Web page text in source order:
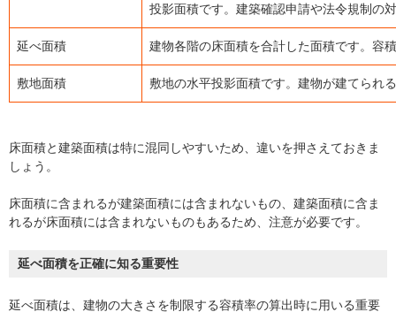
投影面積です。建築確認申請や法令規制の
延べ面積 建物各階の床面積を合計した面積です。容
敷地面積 敷地の水平投影面積です。建物が建てられ
床面積と建築面積は特に混同しやすいため、違いを押さえておきま
しょう。
床面積に含まれるが建築面積には含まれないもの、建築面積に含ま
れるが床面積には含まれないものもあるため、注意が必要です。
延べ面積を正確に知る重要性
延べ面積は、建物の大きさを制限する容積率の算出時に用いる重要